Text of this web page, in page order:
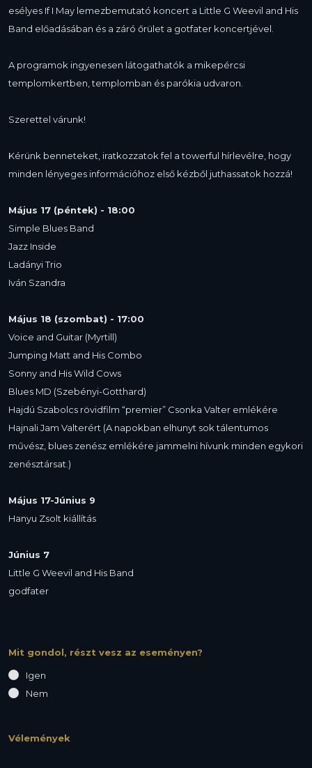
esélyes If I May lemezbemutató koncert a Little G Weevil and His
Band előadásában és a záró őrület a gotfater koncertjével.
A programok ingyenesen látogathatók a mikepércsi
templomkertben, templomban és parókia udvaron.
Szerettel várunk!
Kérünk benneteket, iratkozzatok fel a towerful hírlevélre, hogy
minden lényeges információhoz első kézből juthassatok hozzá!
Május 17 (péntek) - 18:00
Simple Blues Band
Jazz Inside
Ladányi Trio
Iván Szandra
Május 18 (szombat) - 17:00
Voice and Guitar (Myrtill)
Jumping Matt and His Combo
Sonny and His Wild Cows
Blues MD (Szebényi-Gotthard)
Hajdú Szabolcs rövidfilm “premier” Csonka Valter emlékére
Hajnali Jam Valterért (A napokban elhunyt sok tálentumos
művész, blues zenész emlékére jammelni hívunk minden egykori
zenésztársat.)
Május 17-Június 9
Hanyu Zsolt kiállítás
Június 7
Little G Weevil and His Band
godfater
Mit gondol, részt vesz az eseményen?
Igen
Nem
Vélemények